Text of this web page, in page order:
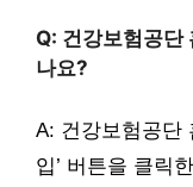
Q: 건강보험공단
나요?
A: 건강보험공단
입’ 버튼을 클릭